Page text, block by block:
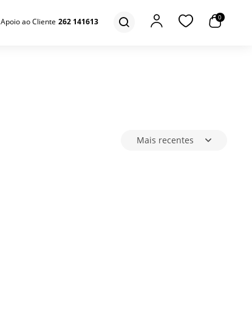
Apoio ao Cliente 262 141613 0
Mais recentes